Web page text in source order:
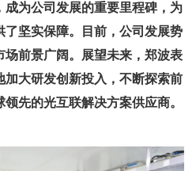
为公司发展的重要里程碑，为
坚实保障。目前，公司发展势
前景广阔。展望未来，郑波表
大研发创新投入，不断探索前
先的光互联解决方案供应商。